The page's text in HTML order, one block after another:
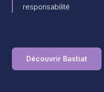
responsabilité
Découvrir Bastiat